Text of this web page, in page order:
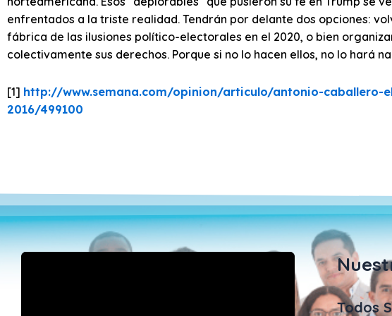
enfrentados a la triste realidad. Tendrán por delante dos opciones:
fábrica de las ilusiones político-electorales en el 2020, o bien
colectivamente sus derechos. Porque si no lo hacen ellos, no lo hará
[1] http://www.semana.com/opinion/articulo/antonio-caballero-
2016/499100
Todos